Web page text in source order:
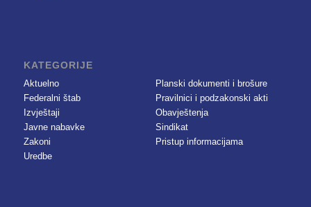
KATEGORIJE
Aktuelno
Federalni štab
Izvještaji
Javne nabavke
Zakoni
Uredbe
Planski dokumenti i brošure
Pravilnici i podzakonski akti
Obavještenja
Sindikat
Pristup informacijama